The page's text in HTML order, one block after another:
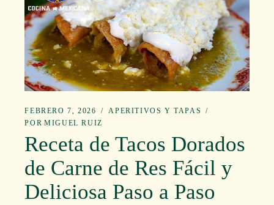
FEBRERO 7, 2026
APERITIVOS Y TAPAS
POR MIGUEL RUIZ
Receta de Tacos Dorados
de Carne de Res Fácil y
Deliciosa Paso a Paso